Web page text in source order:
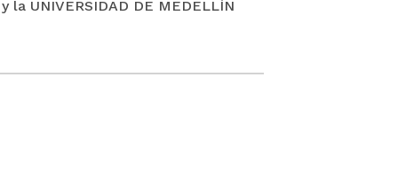
la UNIVERSIDAD DE MEDELLÍN